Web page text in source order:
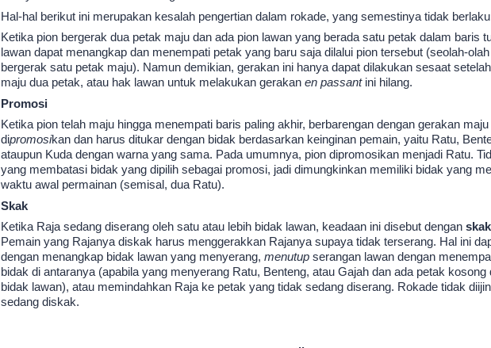
Hal-hal berikut ini merupakan kesalah pengertian dalam rokade, yang semestinya tidak
Ketika pion bergerak dua petak maju dan ada pion lawan yang berada satu petak dalam baris
lawan dapat menangkap dan menempati petak yang baru saja dilalui pion tersebut (seolah-
bergerak satu petak maju). Namun demikian, gerakan ini hanya dapat dilakukan sesaat
maju dua petak, atau hak lawan untuk melakukan gerakan en passantini hilang.
Promosi
Ketika pion telah maju hingga menempati baris paling akhir, berbarengan dengan gerakan
dipromosikan dan harus ditukar dengan bidak berdasarkan keinginan pemain, yaitu Ratu,
ataupun Kuda dengan warna yang sama. Pada umumnya, pion dipromosikan menjadi Ratu.
yang membatasi bidak yang dipilih sebagai promosi, jadi dimungkinkan memiliki bidak yang
waktu awal permainan (semisal, dua Ratu).
Skak
Ketika Raja sedang diserang oleh satu atau lebih bidak lawan, keadaan ini disebut dengan skak
Pemain yang Rajanya diskak harus menggerakkan Rajanya supaya tidak terserang. Hal ini
dengan menangkap bidak lawan yang menyerang, menutup serangan lawan dengan
bidak di antaranya (apabila yang menyerang Ratu, Benteng, atau Gajah dan ada petak kosong
bidak lawan), atau memindahkan Raja ke petak yang tidak sedang diserang. Rokade tidak
sedang diskak.